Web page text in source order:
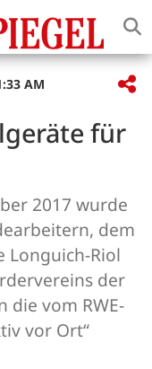
AM
für
2017 wurde
dem
Longuich-Riol
der
die vom RWE-
vor Ort“